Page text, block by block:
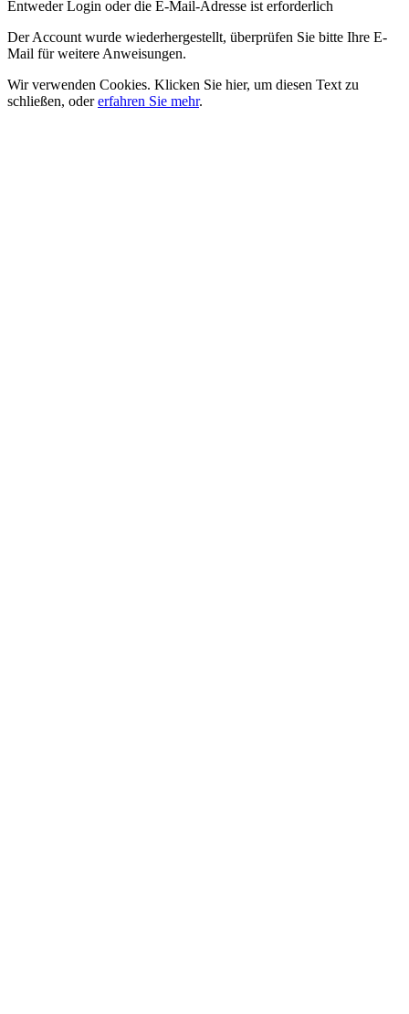
Entweder Login oder die E-Mail-Adresse ist erforderlich
Der Account wurde wiederhergestellt, überprüfen Sie bitte Ihre E-
Mail für weitere Anweisungen.
Wir verwenden Cookies. Klicken Sie hier, um diesen Text zu
schließen, odererfahren Sie mehr.